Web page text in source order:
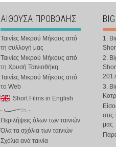
ΑΙΘΟΥΣΑ ΠΡΟΒΟΛΗΣ
Ταινίες Μικρού Μήκους από
τη συλλογή μας
Ταινίες Μικρού Μήκους από
τη Χρυσή Ταινιοθήκη
Ταινίες Μικρού Μήκους από
το Web
Short Films in English
Περιλήψεις όλων των ταινιών
Όλα τα σχόλια των ταινιών
Σχόλια ανά ταινία
1.
2.
3.
στις
μας